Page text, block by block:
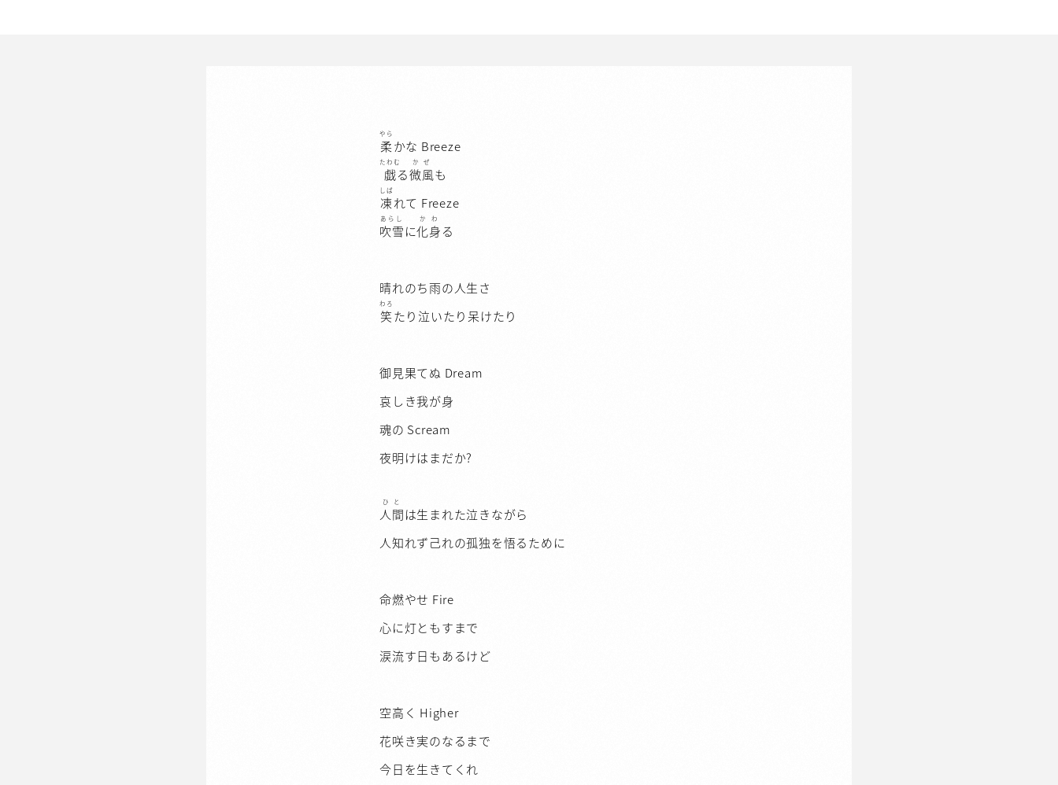
柔
やら
かな Breeze
戯
たわむ
る微風
かぜ
も
凍
しば
れて Freeze
吹雪
あらし
に化身
かわ
る
晴れのち雨の人生さ
笑
わろ
たり泣いたり呆けたり
御見果てぬ Dream
哀しき我が身
魂の Scream
夜明けはまだか?
人間
ひと
は生まれた泣きながら
人知れず己れの孤独を悟るために
命燃やせ Fire
心に灯ともすまで
涙流す日もあるけど
空高く Higher
花咲き実のなるまで
今日を生きてくれ